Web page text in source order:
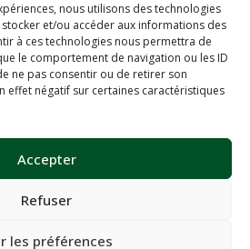
nous utilisons des technologies
et/ou accéder aux informations des
à ces technologies nous permettra de
le comportement de navigation ou les ID
ne pas consentir ou de retirer son
effet négatif sur certaines caractéristiques
Accepter
Refuser
les préférences
Membres
Membres